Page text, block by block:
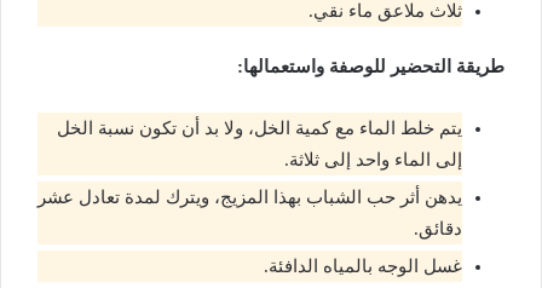
ثلاث ملاعق ماء نقي.
طريقة التحضير للوصفة واستعمالها:
يتم خلط الماء مع كمية الخل، ولا بد أن تكون نسبة الخل
إلى الماء واحد إلى ثلاثة.
يدهن أثر حب الشباب بهذا المزيج، ويترك لمدة تعادل عشر
دقائق.
غسل الوجه بالمياه الدافئة.